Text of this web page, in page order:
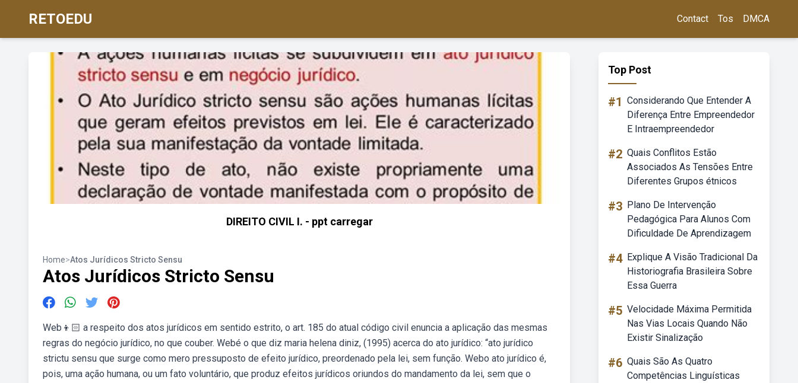
RETOEDU Contact Tos DMCA
DIREITO CIVIL I. - ppt carregar
Home>Atos Jurídicos Stricto Sensu
Atos Jurídicos Stricto Sensu
Web👦🏻 a respeito dos atos jurídicos em sentido estrito, o art. 185 do atual código civil enuncia a aplicação das mesmas
regras do negócio jurídico, no que couber. Webé o que diz maria helena diniz, (1995) acerca do ato jurídico: “ato jurídico
strictu sensu que surge como mero pressuposto de efeito jurídico, preordenado pela lei, sem função. Webo ato jurídico é,
pois, uma ação humana, ou um fato voluntário, que produz efeitos jurídicos oriundos do mandamento da lei, sem que o
Top Post
#1 Considerando Que Entender A
Diferença Entre Empreendedor
E Intraempreendedor
#2 Quais Conflitos Estão
Associados As Tensões Entre
Diferentes Grupos étnicos
#3 Plano De Intervenção
Pedagógica Para Alunos Com
Dificuldade De Aprendizagem
#4 Explique A Visão Tradicional Da
Historiografia Brasileira Sobre
Essa Guerra
#5 Velocidade Máxima Permitida
Nas Vias Locais Quando Não
Existir Sinalização
#6 Quais São As Quatro
Competências Linguísticas